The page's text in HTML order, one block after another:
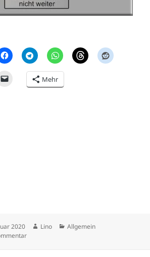
Mehr
2020 Autor
Lino Kategorien
Allgemein
zu Du kommst hier nicht weiter …